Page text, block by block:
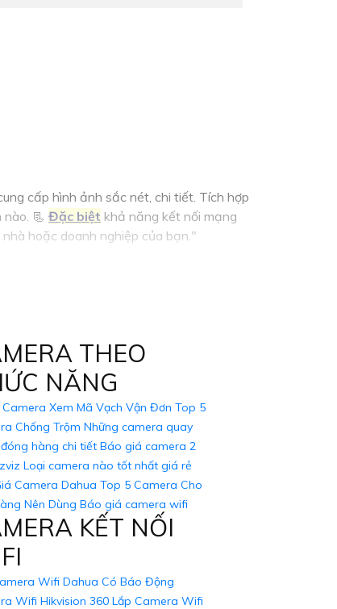
cấp hình ảnh sắc nét, chi tiết. Tích hợp
📃 Đặc biệt khả năng kết nối mạng
hoặc doanh nghiệp của bạn."
THEO
NĂNG
Xem Mã Vạch Vận Đơn Top 5
Chống Trộm Những camera quay
hàng chi tiết Báo giá camera 2
Loại camera nào tốt nhất giá rẻ
Camera Dahua Top 5 Camera Cho
Nên Dùng Báo giá camera wifi
KẾT NỐI
Wifi Dahua Có Báo Động
Wifi Hikvision 360 Lắp Camera Wifi